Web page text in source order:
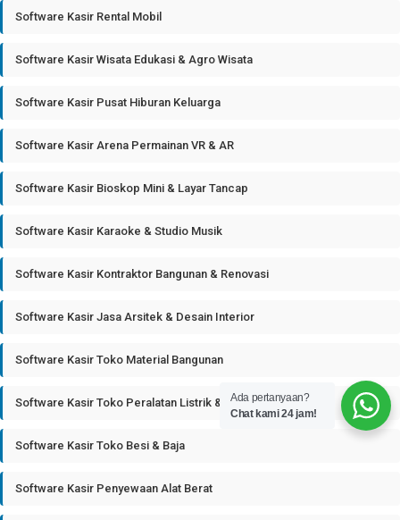
Software Kasir Rental Mobil
Software Kasir Wisata Edukasi & Agro Wisata
Software Kasir Pusat Hiburan Keluarga
Software Kasir Arena Permainan VR & AR
Software Kasir Bioskop Mini & Layar Tancap
Software Kasir Karaoke & Studio Musik
Software Kasir Kontraktor Bangunan & Renovasi
Software Kasir Jasa Arsitek & Desain Interior
Software Kasir Toko Material Bangunan
Software Kasir Toko Peralatan Listrik & Plumbing
Software Kasir Toko Besi & Baja
Software Kasir Penyewaan Alat Berat
Ada pertanyaan?
Chat kami 24 jam!